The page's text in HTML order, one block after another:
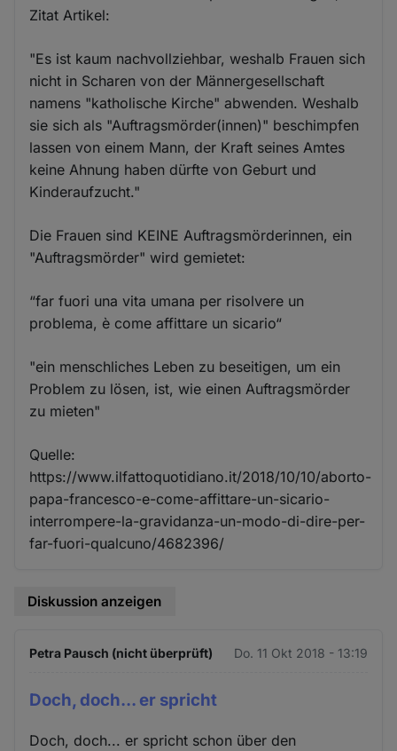
Zitat Artikel:
"Es ist kaum nachvollziehbar, weshalb Frauen sich
nicht in Scharen von der Männergesellschaft
namens "katholische Kirche" abwenden. Weshalb
sie sich als "Auftragsmörder(innen)" beschimpfen
lassen von einem Mann, der Kraft seines Amtes
keine Ahnung haben dürfte von Geburt und
Kinderaufzucht."
Die Frauen sind KEINE Auftragsmörderinnen, ein
"Auftragsmörder" wird gemietet:
“far fuori una vita umana per risolvere un
problema, è come affittare un sicario“
"ein menschliches Leben zu beseitigen, um ein
Problem zu lösen, ist, wie einen Auftragsmörder
zu mieten"
Quelle:
https://www.ilfattoquotidiano.it/2018/10/10/aborto-
papa-francesco-e-come-affittare-un-sicario-
interrompere-la-gravidanza-un-modo-di-dire-per-
far-fuori-qualcuno/4682396/
Diskussion anzeigen
Petra Pausch (nicht überprüft) Do. 11 Okt 2018 - 13:19
Doch, doch... er spricht
Doch, doch... er spricht schon über den